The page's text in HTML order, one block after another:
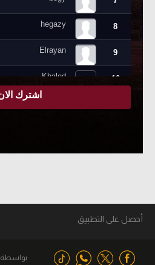
أحصل على التطبيق
بواسطة